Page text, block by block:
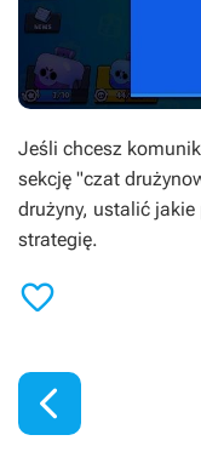
Jeśli chcesz
sekcję "czat
drużyny, ustalić
strategię.

